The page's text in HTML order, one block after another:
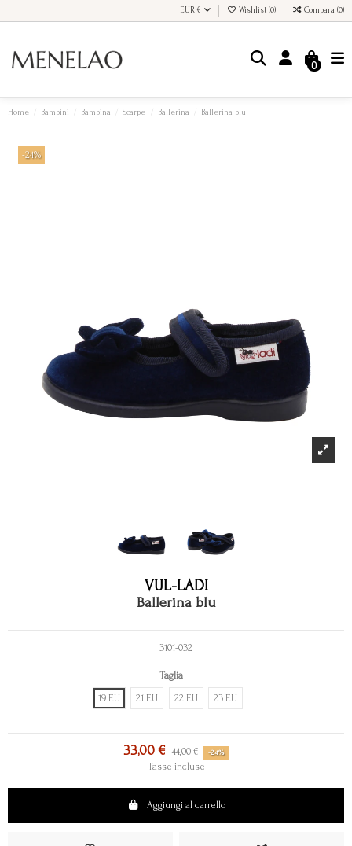
EUR € Wishlist (0) Compara (0)
0
Home Bambini Bambina Scarpe Ballerina Ballerina blu
-24%
Ballerina blu
VUL-LADI
3101-032
Taglia
19 EU 21 EU 22 EU 23 EU
33,00 € 44,00 € -24%
Tasse incluse
Aggiungi al carrello